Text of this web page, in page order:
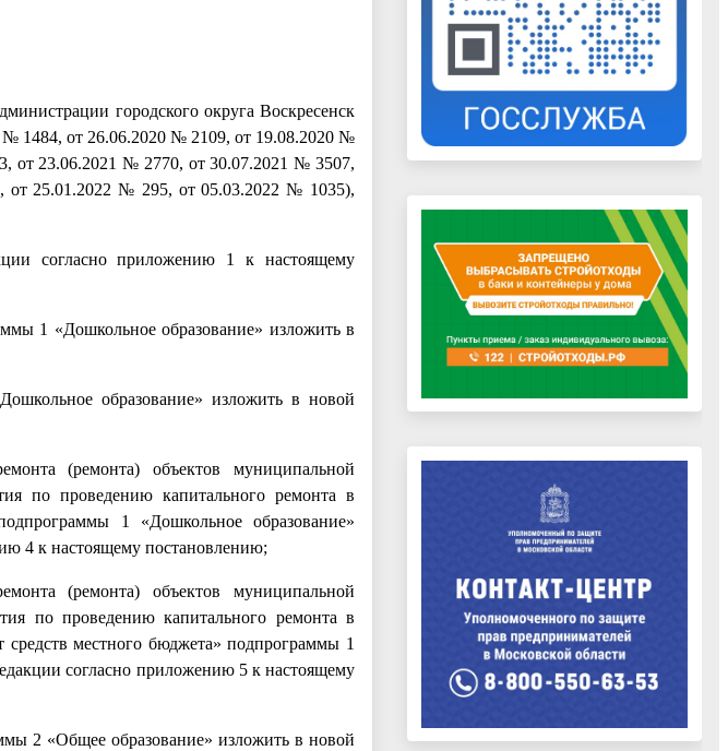
городского округа Воскресенск
1484, от 26.06.2020 № 2109, от 19.08.2020 №
от 23.06.2021 № 2770, от 30.07.2021 № 3507,
25.01.2022 № 295, от 05.03.2022 № 1035),
согласно приложению 1 к настоящему
1 «Дошкольное образование» изложить в
образование» изложить в новой
(ремонта) объектов муниципальной
по проведению капитального ремонта в
1 «Дошкольное образование»
4 к настоящему постановлению;
(ремонта) объектов муниципальной
по проведению капитального ремонта в
местного бюджета» подпрограммы 1
согласно приложению 5 к настоящему
2 «Общее образование» изложить в новой